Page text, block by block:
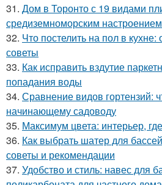
31. Дом в Торонто с 19 видами
средиземноморским
32. Что постелить на пол в
советы
33. Как исправить вздутие
попадания воды
34. Сравнение видов гортензий:
начинающему садоводу
35. Максимум цвета: интерьер,
36. Как выбрать шатер для
советы и рекомендации
37. Удобство и стиль: навес для